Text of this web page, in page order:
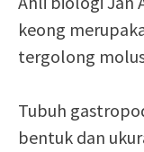
keong
tergolong
Tubuh
bentuk dan